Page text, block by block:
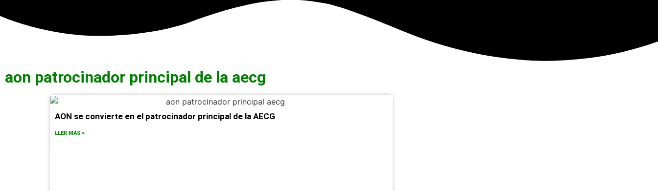
aon patrocinador principal de la aecg
AON se convierte en el patrocinador principal de la AECG
LLER MÁS >